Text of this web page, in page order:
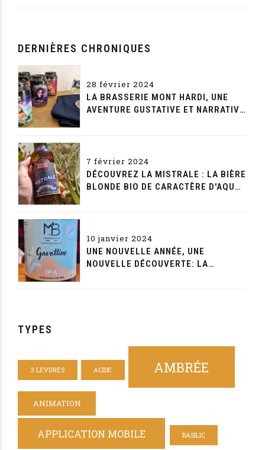
DERNIÈRES CHRONIQUES
28 février 2024
LA BRASSERIE MONT HARDI, UNE
AVENTURE GUSTATIVE ET NARRATIVE
7 février 2024
DÉCOUVREZ LA MISTRALE : LA BIÈRE
BLONDE BIO DE CARACTÈRE D'AQUAE
10 janvier 2024
UNE NOUVELLE ANNÉE, UNE
NOUVELLE DÉCOUVERTE: LA
TYPES
3 LEVURES ACIDE AMBRÉE
ANIMATION
APPLICATION MOBILE BASILIC